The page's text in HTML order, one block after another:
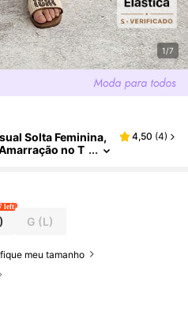
1/7
Solta Feminina,
no T
4,50 (4)
left
G (L)
meu tamanho